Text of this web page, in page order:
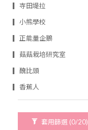
▎寺田堤拉
▎小熊學校
▎正能量企鵝
▎菇菇栽培研究室
▎醜比頭
▎香蕉人
套用篩選 (0/20)